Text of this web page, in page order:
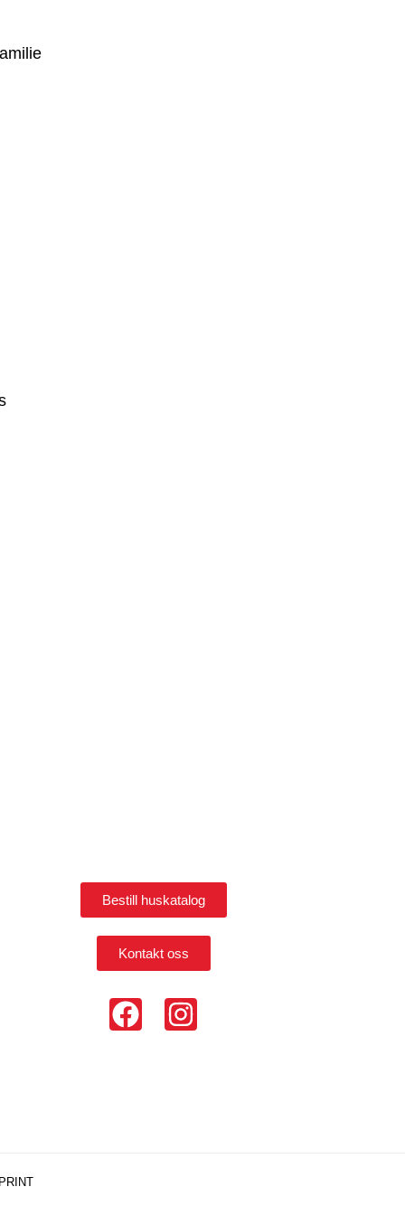
Bestill huskatalog
Kontakt oss